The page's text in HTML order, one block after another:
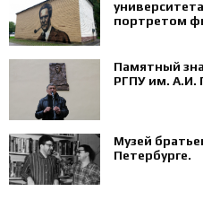
портретом
Памятный
РГПУ им. А.И.
Музей
Петербурге‍.